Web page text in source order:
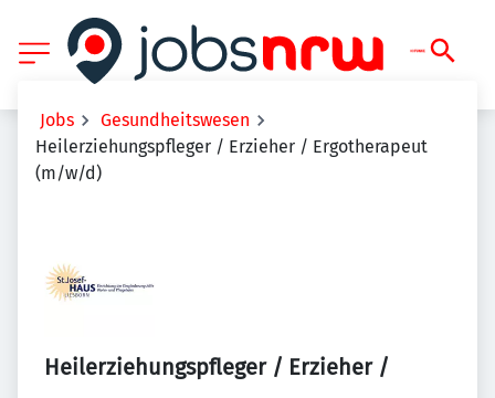
Jobs
Gesundheitswesen
Heilerziehungspfleger / Erzieher / Ergotherapeut
(m/w/d)
Heilerziehungspfleger / Erzieher /